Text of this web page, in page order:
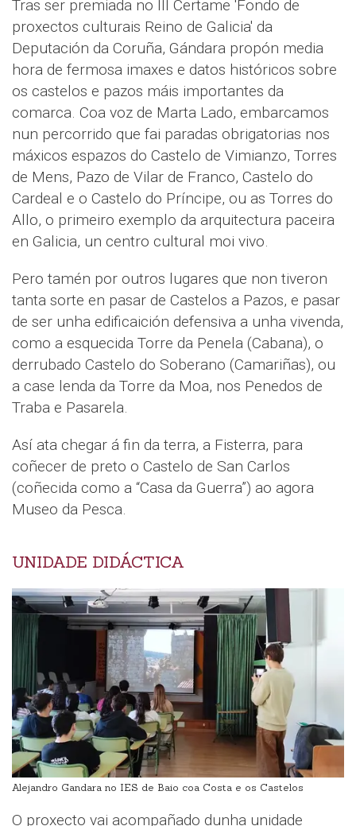
Tras ser premiada no III Certame 'Fondo de
proxectos culturais Reino de Galicia' da
Deputación da Coruña, Gándara propón media
hora de fermosa imaxes e datos históricos sobre
os castelos e pazos máis importantes da
comarca. Coa voz de Marta Lado, embarcamos
nun percorrido que fai paradas obrigatorias nos
máxicos espazos do Castelo de Vimianzo, Torres
de Mens, Pazo de Vilar de Franco, Castelo do
Cardeal e o Castelo do Príncipe, ou as Torres do
Allo, o primeiro exemplo da arquitectura paceira
en Galicia, un centro cultural moi vivo.
Pero tamén por outros lugares que non tiveron
tanta sorte en pasar de Castelos a Pazos, e pasar
de ser unha edificaición defensiva a unha vivenda,
como a esquecida Torre da Penela (Cabana), o
derrubado Castelo do Soberano (Camariñas), ou
a case lenda da Torre da Moa, nos Penedos de
Traba e Pasarela.
Así ata chegar á fin da terra, a Fisterra, para
coñecer de preto o Castelo de San Carlos
(coñecida como a “Casa da Guerra”) ao agora
Museo da Pesca.
UNIDADE DIDÁCTICA
Alejandro Gandara no IES de Baio coa Costa e os Castelos
O proxecto vai acompañado dunha unidade